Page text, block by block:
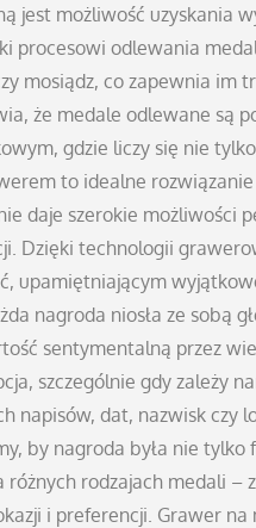
jest możliwość uzyskania
procesowi odlewania
mosiądz, co zapewnia im
że medale odlewane są
gdzie liczy się nie
to idealne
daje szerokie możliwości
Dzięki technologii
upamiętniającym
nagroda niosła ze sobą
sentymentalną przez
szczególnie gdy zależy
napisów, dat, nazwisk czy
by nagroda była nie
różnych rodzajach medali
i preferencji. Grawer